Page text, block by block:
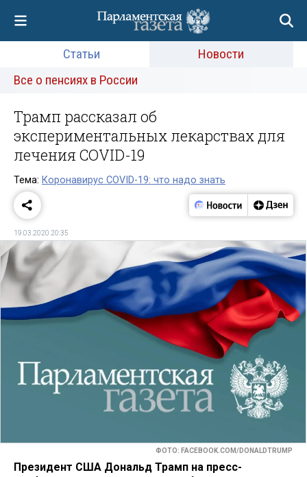
Статьи
Новости
Все о пенсиях в России
Трамп рассказал об
экспериментальных лекарствах для
лечения COVID-19
Тема: Коронавирус COVID-19: что надо знать
19.03.2020 20:35
ФОТО: FACEBOOK.COM/DONALDTRUMP
Президент США Дональд Трамп на пресс-